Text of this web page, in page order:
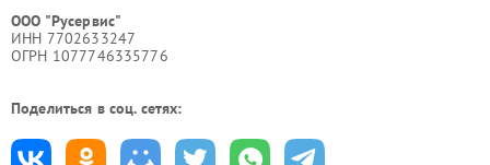
ООО "Русервис"
ИНН 7702633247
ОГРН 1077746335776
Поделиться в соц. сетях: